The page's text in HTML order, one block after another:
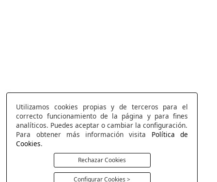
Utilizamos cookies propias y de terceros para el
correcto funcionamiento de la página y para fines
analíticos. Puedes aceptar o cambiar la configuración.
Para obtener más información visita Política de
Cookies.
Rechazar Cookies
Configurar Cookies >